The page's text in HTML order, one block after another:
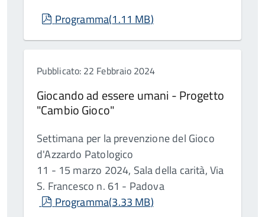
pdf
Programma(1.11 MB)
Pubblicato: 22 Febbraio 2024
Giocando ad essere umani - Progetto
"Cambio Gioco"
Settimana per la prevenzione del Gioco
d'Azzardo Patologico
11 - 15 marzo 2024, Sala della carità, Via
S. Francesco n. 61 - Padova
pdf
Programma(3.33 MB)